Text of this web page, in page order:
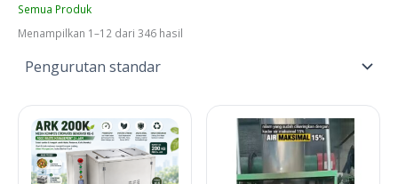
Semua Produk
Menampilkan 1–12 dari 346 hasil